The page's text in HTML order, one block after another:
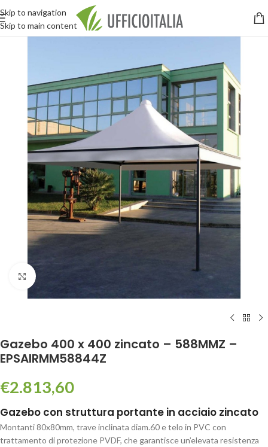
Skip to navigation
Skip to main content
Click to enlarge
Gazebo 400 x 400 zincato – 588MMZ –
EPSAIRMM58844Z
€2.813,60
Gazebo con struttura portante in acciaio zincato
Montanti 80x80mm, trave inclinata diam.60 e telo in PVC con
trattamento di protezione PVDF, che garantisce un’elevata resistenza